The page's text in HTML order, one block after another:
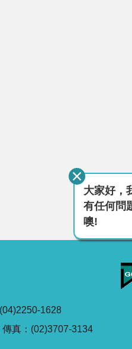
1628
真：(02)3707-3134
大家好，
有任何問
噢!